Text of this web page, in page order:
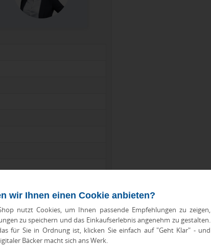
wir Ihnen einen Cookie anbieten?
nutzt Cookies, um Ihnen passende Empfehlungen zu zeigen,
zu speichern und das Einkaufserlebnis angenehm zu gestalten.
für Sie in Ordnung ist, klicken Sie einfach auf "Geht Klar" - und
Bäcker macht sich ans Werk.